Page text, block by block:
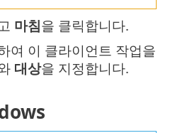
마침을 클릭합니다.
여 이 클라이언트 작업을
대상을 지정합니다.